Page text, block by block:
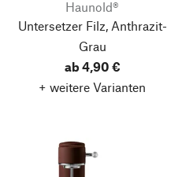
Haunold®
Untersetzer Filz, Anthrazit-
Grau
ab 4,90 €
+ weitere Varianten